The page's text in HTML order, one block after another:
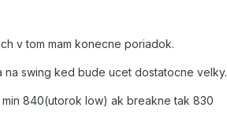
v tom mam konecne poriadok.
swing ked bude ucet dostatocne velky.
min 840(utorok low) ak breakne tak 830